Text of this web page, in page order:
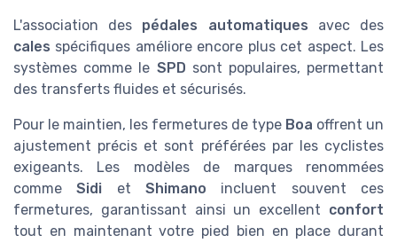
L'association des pédales automatiques avec des
cales spécifiques améliore encore plus cet aspect. Les
systèmes comme le SPD sont populaires, permettant
des transferts fluides et sécurisés.
Pour le maintien, les fermetures de type Boa offrent un
ajustement précis et sont préférées par les cyclistes
exigeants. Les modèles de marques renommées
commeSidi etShimano incluent souvent ces
fermetures, garantissant ainsi un excellent confort
tout en maintenant votre pied bien en place durant